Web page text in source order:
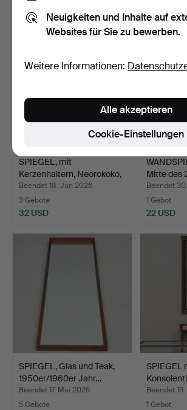
SPIEGEL, mit
Kerzenhaltern, Neorokoko,
19.…
Beendet 18. Jun 2026
3 Gebote
32 USD
Mitte des
Beendet
1 Gebot
22 USD
SPIEGEL, Glas und Teak,
1950er/1960er Jahr…
Beendet 17. Mai 2026
5 Gebote
SPIEGEL
Beendet
1 Gebot
Neuigkeiten und Inhalte auf
Websites für Sie zu bewerben.
Weitere Informationen:
Cookie-Einstellungen
Alle akzeptieren